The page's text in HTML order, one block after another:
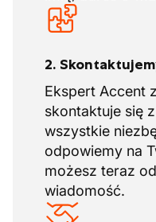
2.
Ekspert Accent
skontaktuje się
wszystkie
odpowiemy na
możesz teraz
wiadomość.